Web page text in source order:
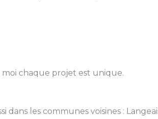
moi chaque projet est unique.
dans les communes voisines :